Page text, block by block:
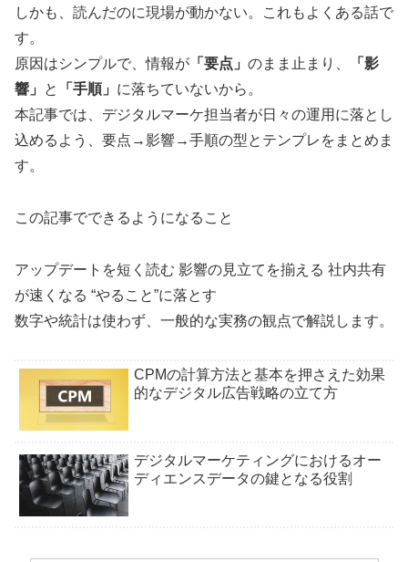
しかも、読んだのに現場が動かない。これもよくある話で
す。
原因はシンプルで、情報が 「要点」 のまま止まり、
「影
響」
と 「手順」 に落ちていないから。
本記事では、デジタルマーケ担当者が日々の運用に落とし
込めるよう、 要点→影響→手順の型とテンプレをまとめま
す。
この記事でできるようになること
アップデートを短く読む 影響の見立てを揃える 社内共有
が速くなる “やること”に落とす
数字や統計は使わず、一般的な実務の観点で解説します。
CPMの計算方法と基本を押さえた効果
的なデジタル広告戦略の立て方
デジタルマーケティングにおけるオー
ディエンスデータの鍵となる役割